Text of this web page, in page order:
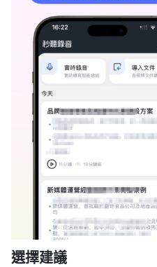
選擇建議